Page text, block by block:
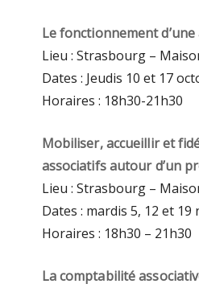
Le fonctionnement
Lieu : Strasbourg –
Dates : Jeudis 10 et 17
Horaires : 18h30-21h30
Mobiliser, accueillir et
associatifs autour d’un
Lieu : Strasbourg –
Dates : mardis 5, 12 et 19
Horaires : 18h30 – 21h30
La comptabilité